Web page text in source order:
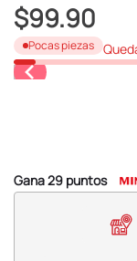
$99.90
Pocas piezas
Gana29 puntos
4.
osito cariñosito
5.
blind box
9.
chiikawas